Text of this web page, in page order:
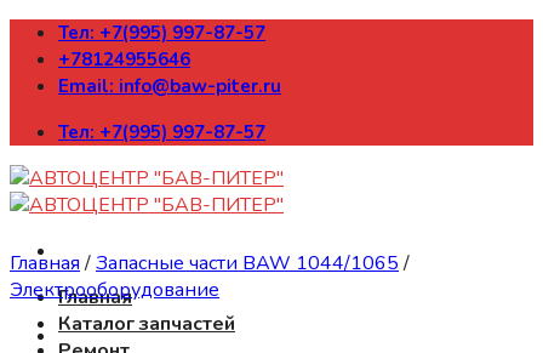
Skip
content
Тел: +7(995) 997-87-57
+78124955646
Email: info@baw-piter.ru
Тел: +7(995) 997-87-57
Главная
Каталог запчастей
Главная /Запасные части BAW 1044/1065 /
Электрооборудование